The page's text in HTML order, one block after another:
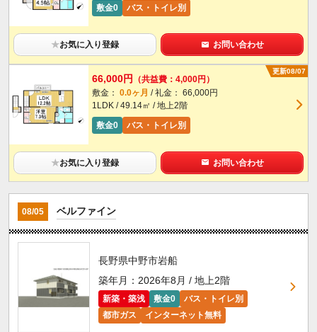
敷金0
バス・トイレ別
★お気に入り登録 お問い合わせ
更新08/07
66,000円
（共益費：4,000円）
敷金： 0.0ヶ月 / 礼金： 66,000円
1LDK / 49.14㎡ / 地上2階
敷金0
バス・トイレ別
★お気に入り登録 お問い合わせ
08/05 ベルファイン
長野県中野市岩船
築年月：2026年8月 / 地上2階
新築・築浅 敷金0
バス・トイレ別
都市ガス
インターネット無料